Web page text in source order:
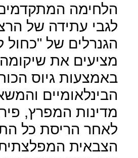
הלחימה
לגבי עתידה של
הגנרלים של "כחול
מציעים את
באמצעות גיוס
הבינלאומיים
מדינות המפרץ,
לאחר הריסת כל
הצבאית